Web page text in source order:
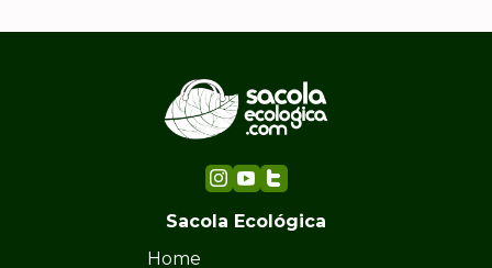
Sacola Ecológica
Home